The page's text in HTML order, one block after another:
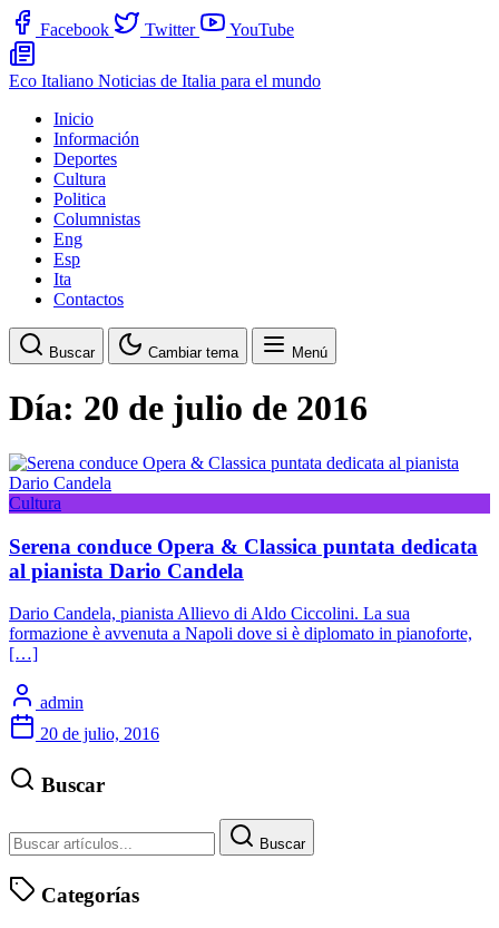
Facebook Twitter YouTube
Eco Italiano Noticias de Italia para el mundo
Inicio
Información
Deportes
Cultura
Politica
Columnistas
Eng
Esp
Ita
Contactos
Buscar Cambiar tema Menú
Día: 20 de julio de 2016
Cultura
Serena conduce Opera & Classica puntata dedicata
al pianista Dario Candela
Dario Candela, pianista Allievo di Aldo Ciccolini. La sua
formazione è avvenuta a Napoli dove si è diplomato in pianoforte,
[…]
admin
20 de julio, 2016
Buscar
Buscar
Categorías